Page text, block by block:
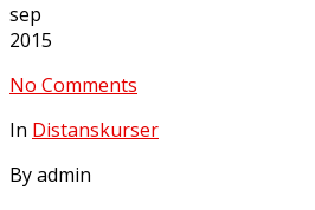
sep
2015
No Comments
In Distanskurser
By admin